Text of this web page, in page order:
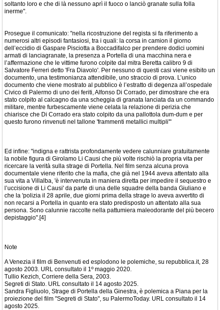
soltanto loro e che di là nessuno aprì il fuoco o lanciò granate sulla folla
inerme".
Prosegue il comunicato: "nella ricostruzione del regista si fa riferimento a
numerosi altri episodi fantasiosi, tra i quali: la corsa in camion il giorno
dell’eccidio di Gaspare Pisciotta a Boccadifalco per prendere dodici uomini
armati di lanciagranate, la presenza a Portella di una macchina nera e
l’affermazione che le vittime furono colpite dal mitra Beretta calibro 9 di
Salvatore Ferreri detto 'Fra Diavolo'. Per nessuno di questi casi viene esibito un
documento, una testimonianza attendibile, uno straccio di prova. L’unico
documento che viene mostrato al pubblico è l’estratto di degenza all’ospedale
Civico di Palermo di uno dei feriti, Alfonso Di Corrado, per dimostrare che era
stato colpito al calcagno da una scheggia di granata lanciata da un commando
militare, mentre furbescamente viene celata la relazione di perizia che
chiarisce che Di Corrado era stato colpito da una pallottola dum-dum e per
questo furono rinvenuti nel tallone 'frammenti metallici multipli'"
Ed infine: "indigna e rattrista profondamente vedere calunniare gratuitamente
la nobile figura di Girolamo Li Causi che più volte rischiò la propria vita per
ricercare la verità sulla strage di Portella. Nel film senza alcuna prova
documentale viene riferito che la mafia, che già nel 1944 aveva attentato alla
sua vita a Villalba, 'è intervenuta in maniera diretta per impedire il sequestro e
l’uccisione di Li Causi' da parte di una delle squadre della banda Giuliano e
che la 'polizia il 28 aprile, due giorni prima della strage lo aveva avvertito di
non recarsi a Portella in quanto era stato predisposto un attentato alla sua
persona. Sono calunnie raccolte nella pattumiera maleodorante del più becero
depistaggio".[4]
Note
A Venezia il film di Benvenuti ed esplodono le polemiche, su repubblica.it, 28
agosto 2003. URL consultato il 1º maggio 2020.
Tullio Kezich, Corriere della Sera, 2003.
Segreti di Stato. URL consultato il 14 agosto 2025.
Sandra Figliuolo, Strage di Portella della Ginestra, è polemica a Piana per la
proiezione del film "Segreti di Stato", su PalermoToday. URL consultato il 14
agosto 2025.